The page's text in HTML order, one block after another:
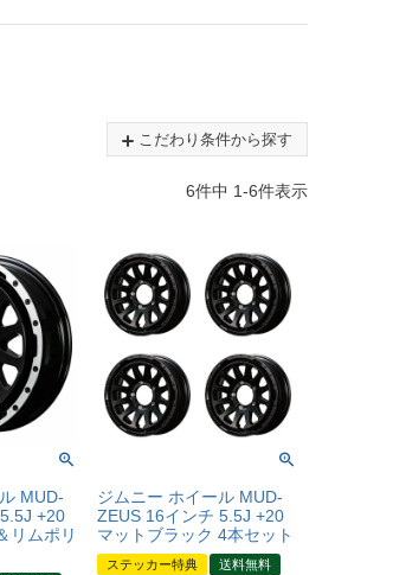
こだわり条件から探す
6件中 1-6件表示
MUD-
+20
リムポリ
ジムニー ホイール MUD-
ZEUS 16インチ 5.5J +20
マットブラック 4本セット
ステッカー特典 送料無料